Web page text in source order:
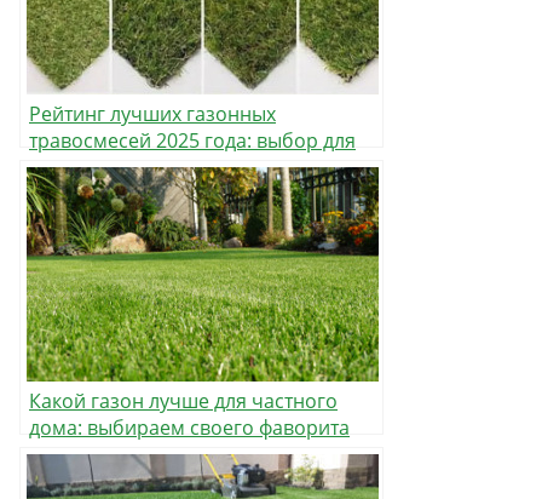
Рейтинг лучших газонных
травосмесей 2025 года: выбор для
разных условий и задач
Какой газон лучше для частного
дома: выбираем своего фаворита